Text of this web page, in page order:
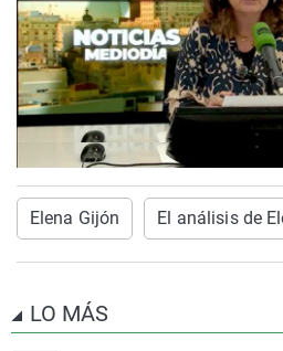
Elena Gijón El análisis de
LO MÁS